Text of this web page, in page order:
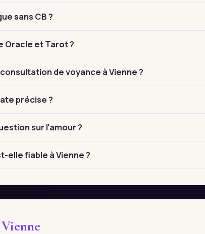
sans CB ?
Oracle et Tarot ?
de voyance à Vienne ?
précise ?
sur l'amour ?
elle fiable à Vienne ?